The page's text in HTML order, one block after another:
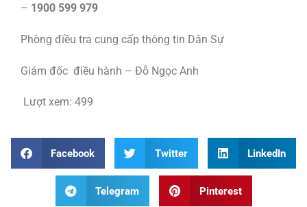
– 1900 599 979
Phòng điều tra cung cấp thông tin Dân Sự
Giám đốc điều hành – Đỗ Ngọc Anh
Lượt xem: 499
Facebook Twitter LinkedIn
Telegram Pinterest